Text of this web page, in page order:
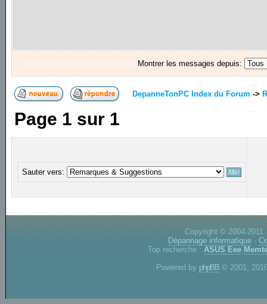
Montrer les messages depuis:
DepanneTonPC Index du Forum ->
Page 1 sur 1
Sauter vers:
Copyright © 2004-
Dépannage informatique -
Top recherche : ASUS Eee
Powered by phpBB © 2001,